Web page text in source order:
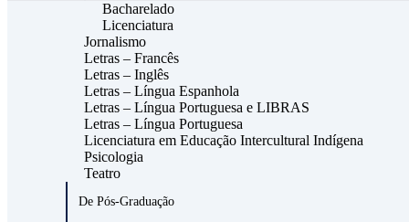
Bacharelado
Licenciatura
Jornalismo
Letras – Francês
Letras – Inglês
Letras – Língua Espanhola
Letras – Língua Portuguesa e LIBRAS
Letras – Língua Portuguesa
Licenciatura em Educação Intercultural Indígena
Psicologia
Teatro
De Pós-Graduação